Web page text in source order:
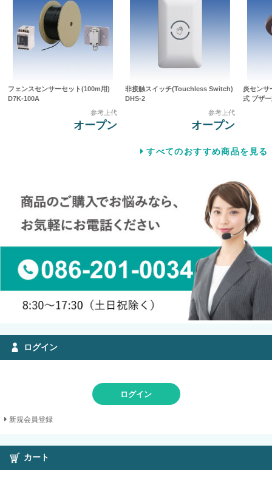
フェンスセンサーセット(100m用)
D7K-100A
参考上代
オープン
非接触スイッチ(Touchless Switch)
DHS-2
参考上代
オープン
炎センサ
式 ブザ
すべてのおすすめ商品を見る
ログイン
ログイン
新規会員登録
カート